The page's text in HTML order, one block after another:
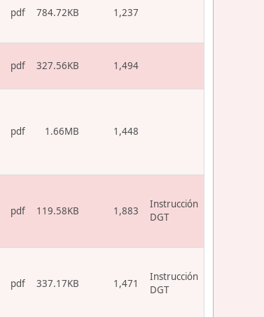
pdf 784.72KB 1,237
pdf 327.56KB 1,494
pdf 1.66MB 1,448
pdf 119.58KB 1,883
Instrucción
DGT
pdf 337.17KB 1,471
Instrucción
DGT